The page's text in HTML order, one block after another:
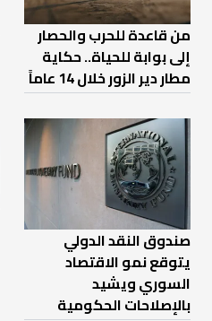
من قاعدة للحرب والحصار
إلى بوابة للحياة.. حكاية
مطار دير الزور خلال 14 عاماً
صندوق النقد الدولي
يتوقع نمو الاقتصاد
السوري ويشيد
بالإصلاحات الحكومية